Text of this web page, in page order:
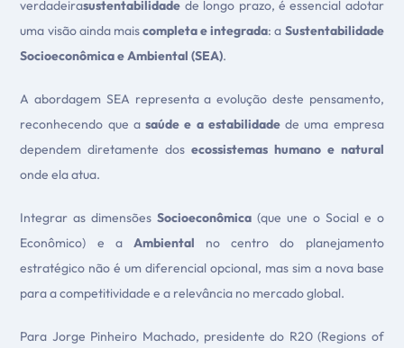
verdadeirasustentabilidade de longo prazo, é essencial adotar
uma visão ainda maiscompleta e integrada: a Sustentabilidade
Socioeconômica e Ambiental (SEA).
A abordagem SEA representa a evolução deste pensamento,
reconhecendo que asaúde e a estabilidadede uma empresa
dependem diretamente dos ecossistemas humano e natural
onde ela atua.
Integrar as dimensõesSocioeconômica (que une o Social e o
Econômico) e a Ambiental no centro do planejamento
estratégico não é um diferencial opcional, mas sim a nova base
para a competitividade e a relevância no mercado global.
Para Jorge Pinheiro Machado, presidente do R20 (Regions of